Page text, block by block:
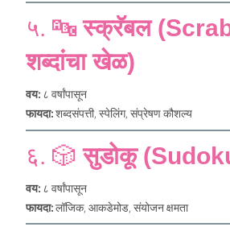
५. 🔤स्क्रॅबल
शब्दांचा खेळ)
वय: ८ वर्षांपासून
फायदा:शब्दसंपत्ती, स्पेलिंग, संप्रेषण कौशल्य
६. 🎲सुडोकू
वय: ८ वर्षांपासून
फायदा:लॉजिक, आकडेमोड, संयोजन क्षमता